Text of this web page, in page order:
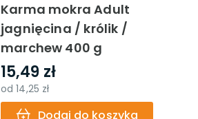
Karma mokra Adult
jagnięcina / królik /
marchew 400 g
15,49 zł
od14,25 zł
Dodaj do koszyka